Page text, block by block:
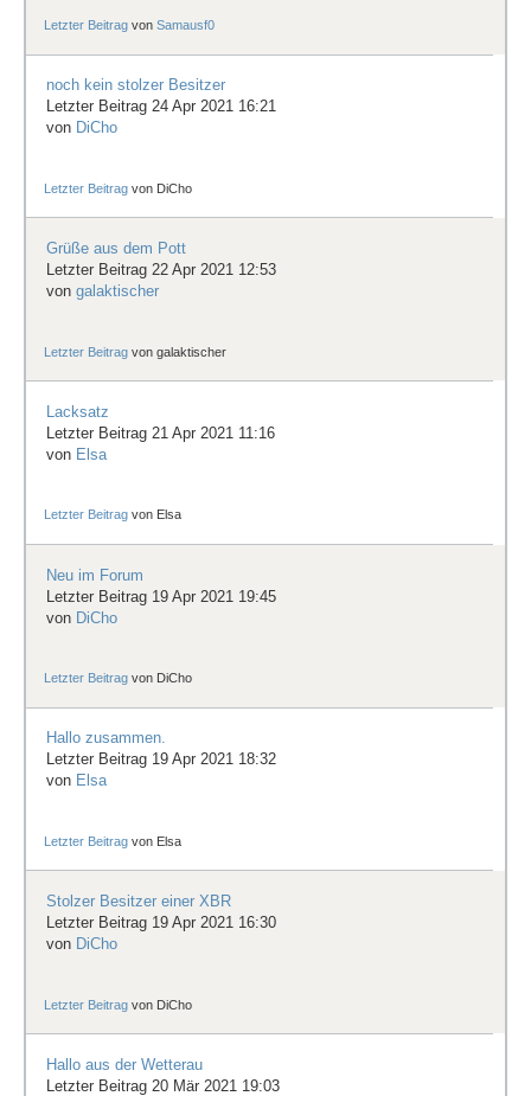
Letzter Beitrag vonSamausf0
noch kein stolzer Besitzer
Letzter Beitrag 24 Apr 2021 16:21
von DiCho
Letzter Beitrag von DiCho
Grüße aus dem Pott
Letzter Beitrag 22 Apr 2021 12:53
von galaktischer
Letzter Beitrag vongalaktischer
Lacksatz
Letzter Beitrag 21 Apr 2021 11:16
von Elsa
Letzter Beitrag von Elsa
Neu im Forum
Letzter Beitrag 19 Apr 2021 19:45
von DiCho
Letzter Beitrag von DiCho
Hallo zusammen.
Letzter Beitrag 19 Apr 2021 18:32
von Elsa
Letzter Beitrag von Elsa
Stolzer Besitzer einer XBR
Letzter Beitrag 19 Apr 2021 16:30
von DiCho
Letzter Beitrag von DiCho
Hallo aus der Wetterau
Letzter Beitrag 20 Mär 2021 19:03